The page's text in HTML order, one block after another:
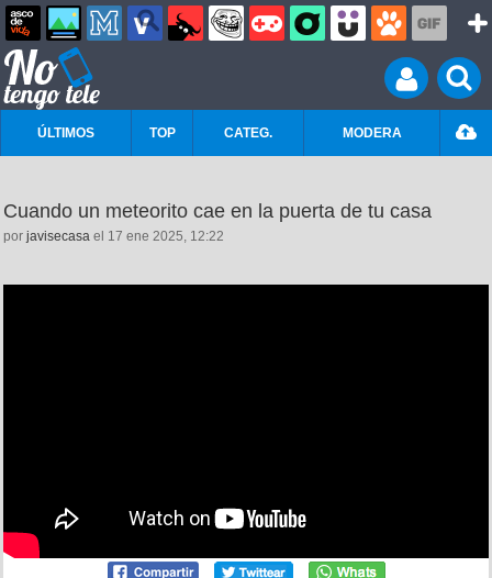
ÚLTIMOS TOP CATEG. MODERA
Cuando un meteorito cae en la puerta de tu casa
por javisecasa el 17 ene 2025, 12:22